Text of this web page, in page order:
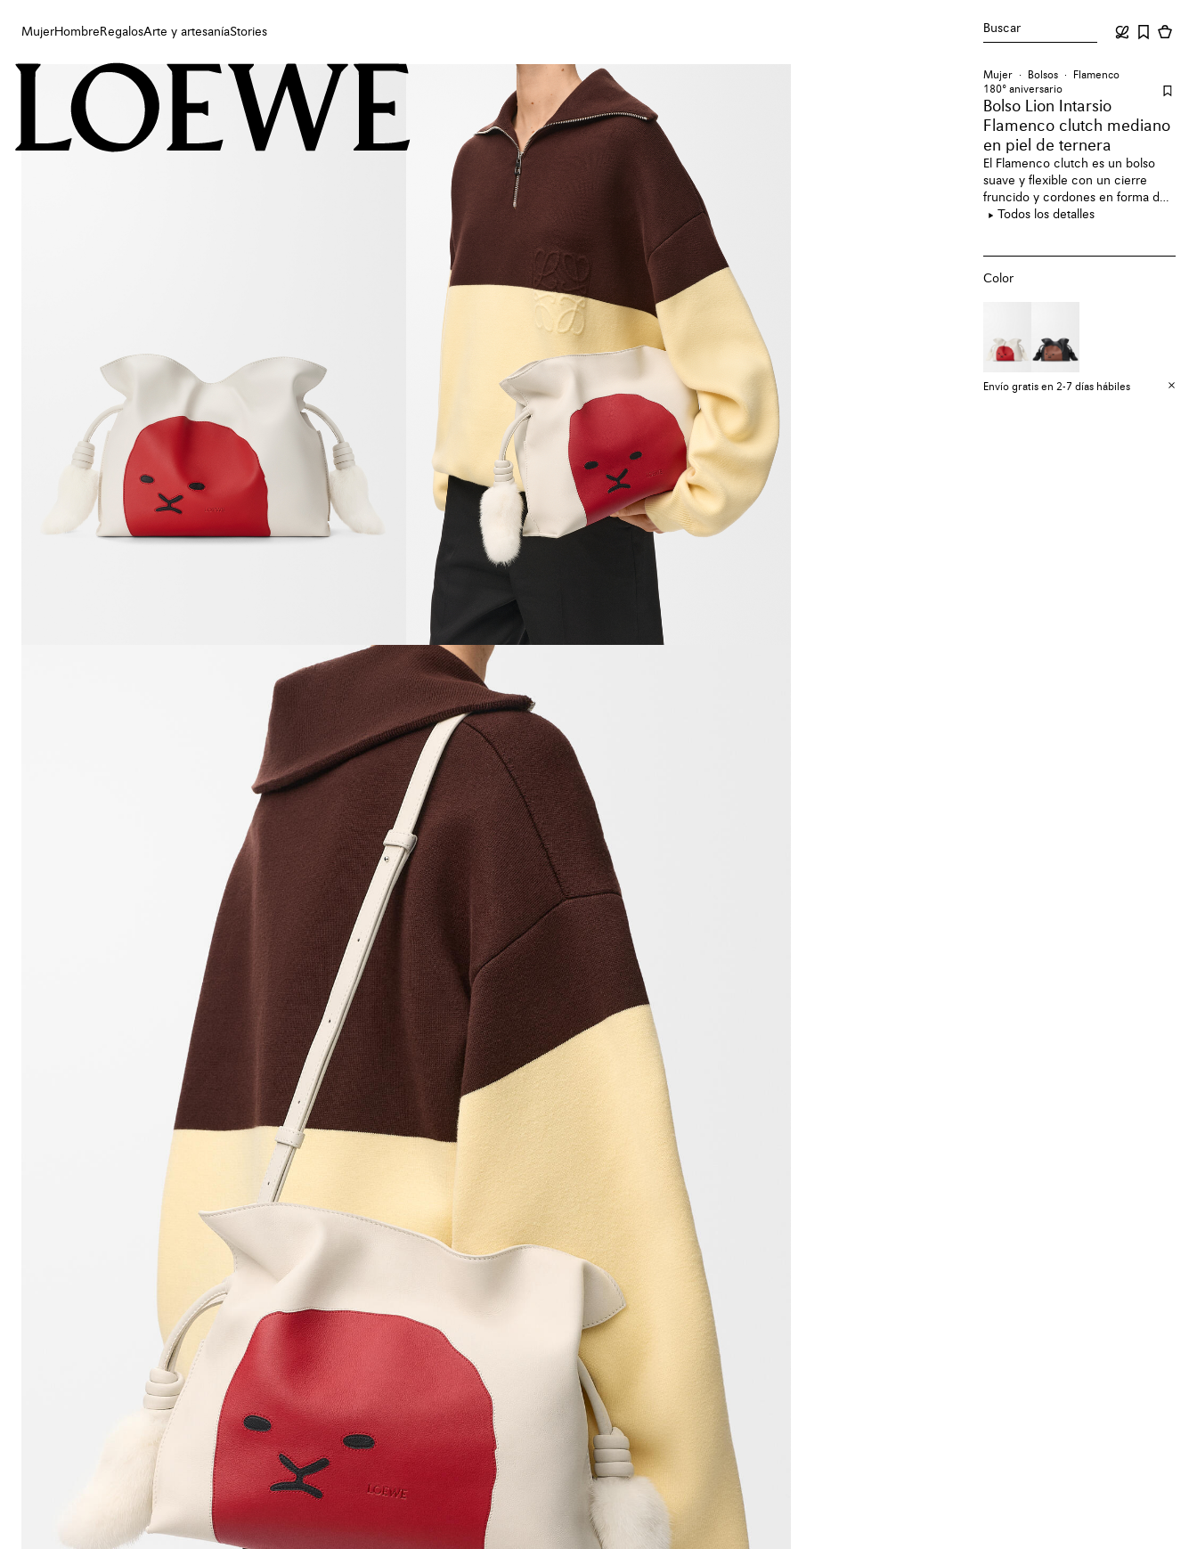
MujerHombre RegalosArte y artesaníaStories Buscar
Mujer
Arte y artesanía
Mujer Bolsos
Flamenco
180º aniversario
Bolso Lion Intarsio
Flamenco clutch mediano
en piel de ternera
El Flamenco clutch es un bolso
suave y flexible con un cierre
fruncido y cordones en forma de
nudo. Esta versión mediana, que
león dibujada en piel con técnica
Todos los detalles
Color
Envío gratis en 2-7 días hábiles